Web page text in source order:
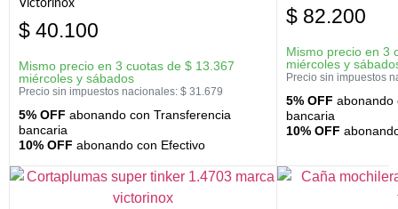
Victorinox
$ 40.100
Mismo precio en 3 cuotas de $ 13.367
miércoles y sábados
Precio sin impuestos nacionales: $ 31.679
5% OFF abonando con Transferencia
bancaria
10% OFF abonando con Efectivo
$ 82.200
Mismo precio en 3
miércoles y
Precio sin impuestos
5% OFF abonando
bancaria
10% OFF